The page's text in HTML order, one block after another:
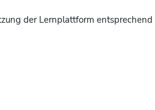
der Lernplattform